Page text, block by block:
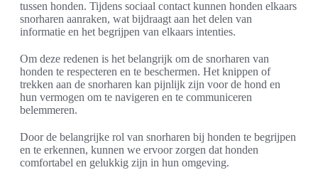
tussen honden. Tijdens sociaal contact kunnen honden elkaars
snorharen aanraken, wat bijdraagt aan het delen van
informatie en het begrijpen van elkaars intenties.
Om deze redenen is het belangrijk om de snorharen van
honden te respecteren en te beschermen. Het knippen of
trekken aan de snorharen kan pijnlijk zijn voor de hond en
hun vermogen om te navigeren en te communiceren
belemmeren.
Door de belangrijke rol van snorharen bij honden te begrijpen
en te erkennen, kunnen we ervoor zorgen dat honden
comfortabel en gelukkig zijn in hun omgeving.